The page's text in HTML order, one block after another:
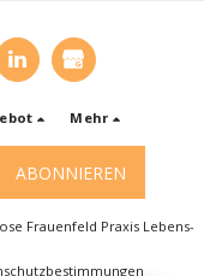
Mehr
ABONNIEREN
Frauenfeld Praxis Lebens-